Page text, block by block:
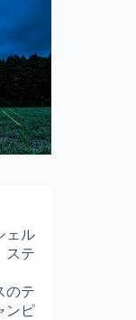
ェル
ステ
のテ
ンピ